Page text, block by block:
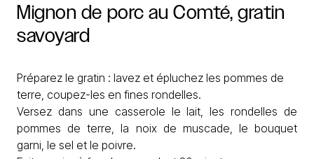
Mignon de porc au Comté, gratin
savoyard
Préparez le gratin : lavez et épluchez les pommes de
terre, coupez-les en fines rondelles.
Versez dans une casserole le lait, les rondelles de
pommes de terre, la noix de muscade, le bouquet
garni, le sel et le poivre.